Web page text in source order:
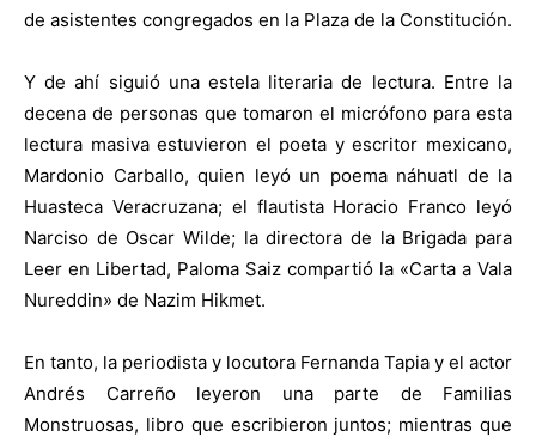
de asistentes congregados en la Plaza de la Constitución.
Y de ahí siguió una estela literaria de lectura. Entre la
decena de personas que tomaron el micrófono para esta
lectura masiva estuvieron el poeta y escritor mexicano,
Mardonio Carballo, quien leyó un poema náhuatl de la
Huasteca Veracruzana; el flautista Horacio Franco leyó
Narciso de Oscar Wilde; la directora de la Brigada para
Leer en Libertad, Paloma Saiz compartió la «Carta a Vala
Nureddin» de Nazim Hikmet.
En tanto, la periodista y locutora Fernanda Tapia y el actor
Andrés Carreño leyeron una parte de Familias
Monstruosas, libro que escribieron juntos; mientras que